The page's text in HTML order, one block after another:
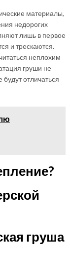
материалы,
недорогих
лишь в первое
и трескаются.
неплохим
груши не
отличаться
груша